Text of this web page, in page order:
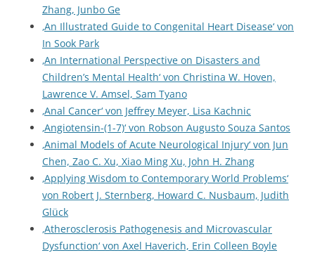
Zhang, Junbo Ge
‚An Illustrated Guide to Congenital Heart Disease‘ von
In Sook Park
‚An International Perspective on Disasters and
Children’s Mental Health‘ von Christina W. Hoven,
Lawrence V. Amsel, Sam Tyano
‚Anal Cancer‘ von Jeffrey Meyer, Lisa Kachnic
‚Angiotensin-(1-7)‘ von Robson Augusto Souza Santos
‚Animal Models of Acute Neurological Injury‘ von Jun
Chen, Zao C. Xu, Xiao Ming Xu, John H. Zhang
‚Applying Wisdom to Contemporary World Problems‘
von Robert J. Sternberg, Howard C. Nusbaum, Judith
Glück
‚Atherosclerosis Pathogenesis and Microvascular
Dysfunction‘ von Axel Haverich, Erin Colleen Boyle